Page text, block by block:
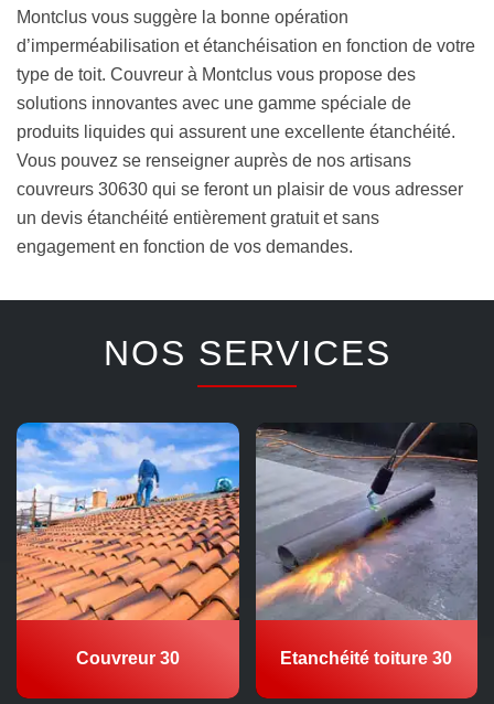
Montclus vous suggère la bonne opération
d’imperméabilisation et étanchéisation en fonction de votre
type de toit. Couvreur à Montclus vous propose des
solutions innovantes avec une gamme spéciale de
produits liquides qui assurent une excellente étanchéité.
Vous pouvez se renseigner auprès de nos artisans
couvreurs 30630 qui se feront un plaisir de vous adresser
un devis étanchéité entièrement gratuit et sans
engagement en fonction de vos demandes.
NOS SERVICES
Couvreur 30 Etanchéité toiture 30